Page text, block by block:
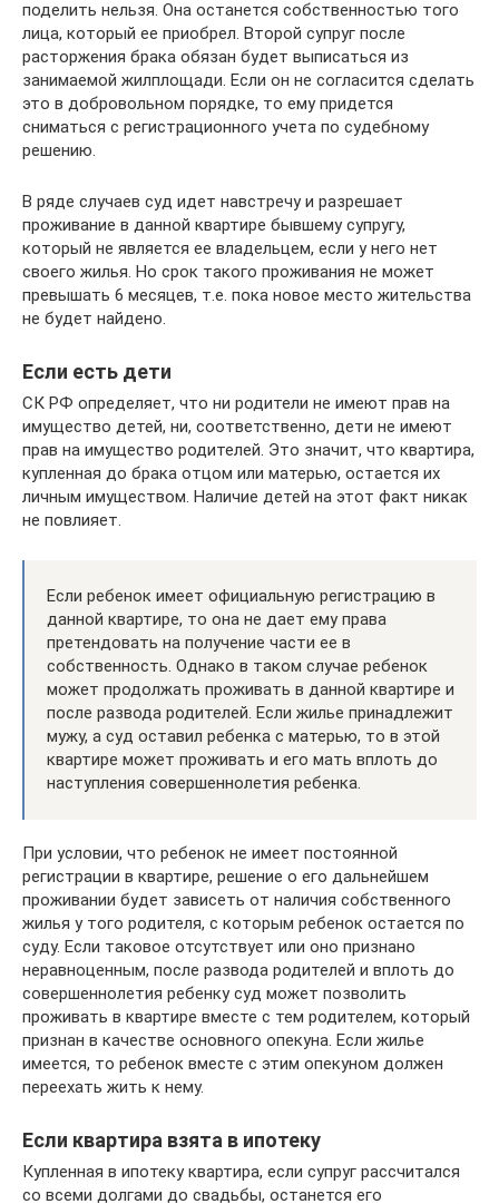
поделить нельзя. Она останется собственностью того
лица, который ее приобрел. Второй супруг после
расторжения брака обязан будет выписаться из
занимаемой жилплощади. Если он не согласится сделать
это в добровольном порядке, то ему придется
сниматься с регистрационного учета по судебному
решению.
В ряде случаев суд идет навстречу и разрешает
проживание в данной квартире бывшему супругу,
который не является ее владельцем, если у него нет
своего жилья. Но срок такого проживания не может
превышать 6 месяцев, т.е. пока новое место жительства
не будет найдено.
Если есть дети
СК РФ определяет, что ни родители не имеют прав на
имущество детей, ни, соответственно, дети не имеют
прав на имущество родителей. Это значит, что квартира,
купленная до брака отцом или матерью, остается их
личным имуществом. Наличие детей на этот факт никак
не повлияет.
Если ребенок имеет официальную регистрацию в
данной квартире, то она не дает ему права
претендовать на получение части ее в
собственность. Однако в таком случае ребенок
может продолжать проживать в данной квартире и
после развода родителей. Если жилье принадлежит
мужу, а суд оставил ребенка с матерью, то в этой
квартире может проживать и его мать вплоть до
наступления совершеннолетия ребенка.
При условии, что ребенок не имеет постоянной
регистрации в квартире, решение о его дальнейшем
проживании будет зависеть от наличия собственного
жилья у того родителя, с которым ребенок остается по
суду. Если таковое отсутствует или оно признано
неравноценным, после развода родителей и вплоть до
совершеннолетия ребенку суд может позволить
проживать в квартире вместе с тем родителем, который
признан в качестве основного опекуна. Если жилье
имеется, то ребенок вместе с этим опекуном должен
переехать жить к нему.
Если квартира взята в ипотеку
Купленная в ипотеку квартира, если супруг рассчитался
со всеми долгами до свадьбы, останется его